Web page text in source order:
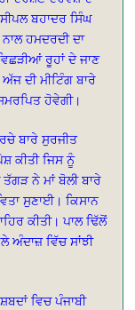
ਬਹਾਦਰ ਸਿੰਘ
ਹਮਦਰਦੀ ਦਾ
ਰੂਹਾਂ ਦੇ ਜਾਣ
ਦੀ ਮੀਟਿੰਗ ਬਾਰੇ
ਹੋਵੇਗੀ।
ਬਾਰੇ ਸੁਰਜੀਤ
ਕੀਤੀ ਜਿਸ ਨੂੰ
ਨੇ ਮਾਂ ਬੋਲੀ ਬਾਰੇ
ਸੁਣਾਈ। ਕਿਸਾਨ
ਕੀਤੀ। ਪਾਲ ਢਿੱਲੋਂ
ਅੰਦਾਜ਼ ਵਿੱਚ ਸਾਂਝੀ
ਵਿਚ ਪੰਜਾਬੀ